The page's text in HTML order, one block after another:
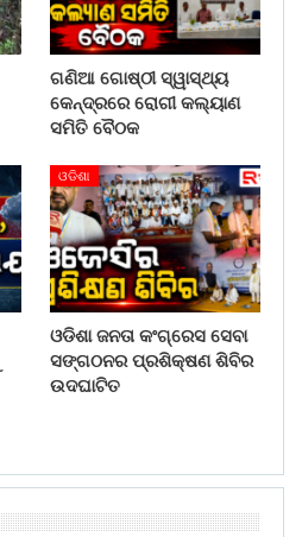
ଗଣିଆ ଗୋଷ୍ଠୀ ସ୍ୱାସ୍ଥ୍ୟ
କେନ୍ଦ୍ରରେ ରୋଗୀ କଲ୍ୟାଣ
ସମିତି ବୈଠକ
ଓଡିଶା
ଓଡିଶା ଜନତା କଂଗ୍ରେସ ସେବା
ସଙ୍ଗଠନର ପ୍ରଶିକ୍ଷଣ ଶିବିର
ଉଦଘାଟିତ